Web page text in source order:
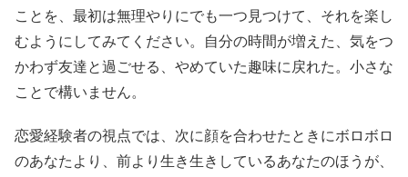
ことを、最初は無理やりにでも一つ見つけて、それを楽し
むようにしてみてください。自分の時間が増えた、気をつ
かわず友達と過ごせる、やめていた趣味に戻れた。小さな
ことで構いません。
恋愛経験者の視点では、次に顔を合わせたときにボロボロ
のあなたより、前より生き生きしているあなたのほうが、